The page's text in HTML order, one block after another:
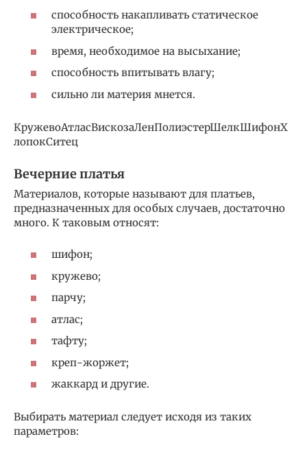
способность накапливать статическое
электрическое;
время, необходимое на высыхание;
способность впитывать влагу;
сильно ли материя мнется.
КружевоАтласВискозаЛенПолиэстерШелкШифонХ
лопокСитец
Вечерние платья
Материалов, которые называют для платьев,
предназначенных для особых случаев, достаточно
много. К таковым относят:
шифон;
кружево;
парчу;
атлас;
тафту;
креп-жоржет;
жаккард и другие.
Выбирать материал следует исходя из таких
параметров: